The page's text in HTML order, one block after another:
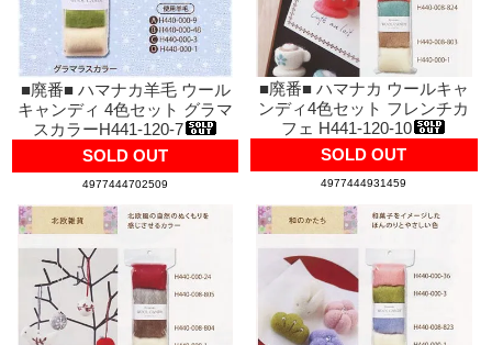
■廃番■ ハマナカ羊毛 ウール
キャンディ 4色セット グラマ
スカラーH441-120-7
SOLD OUT
4977444702509
■廃番■ ハマナカ ウールキャ
ンディ4色セット フレンチカ
フェ H441-120-10
SOLD OUT
4977444931459